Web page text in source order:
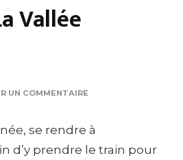
Vallée
UN COMMENTAIRE
:
se rendre à
d’y prendre le train pour